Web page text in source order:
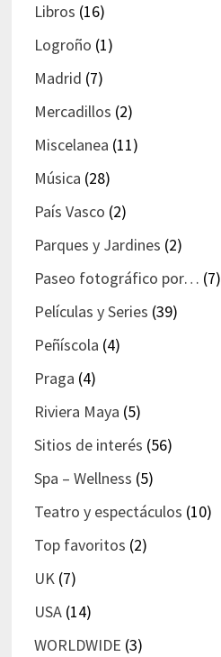
Libros (16)
Logroño (1)
Madrid (7)
Mercadillos (2)
Miscelanea (11)
Música (28)
País Vasco (2)
Parques y Jardines (2)
Paseo fotográfico por… (7)
Películas y Series (39)
Peñíscola (4)
Praga (4)
Riviera Maya (5)
Sitios de interés (56)
Spa – Wellness (5)
Teatro y espectáculos (10)
Top favoritos (2)
UK(7)
USA(14)
WORLDWIDE (3)